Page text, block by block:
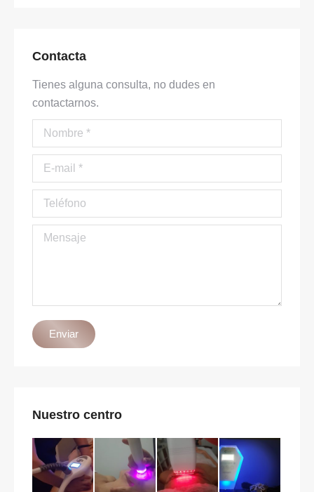
Contacta
Tienes alguna consulta, no dudes en
contactarnos.
Nombre *
E-mail *
Teléfono
Mensaje
Enviar
Nuestro centro